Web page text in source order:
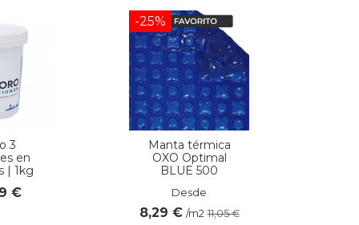
3
en
| 1kg
€
-25%
Manta térmica
OXO Optimal
BLUE 500
Desde
8,29 € /m2 11,05 €